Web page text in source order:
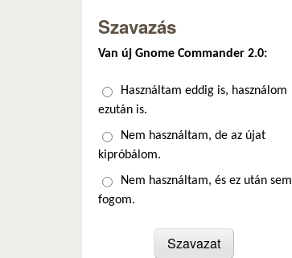
Szavazás
Van új Gnome Commander 2.0:
Választások
Használtam eddig is, használom
ezután is.
Nem használtam, de az újat
kipróbálom.
Nem használtam, és ez után sem
fogom.